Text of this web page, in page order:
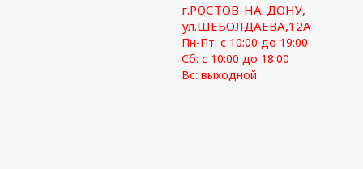
г.РОСТОВ-НА-ДОНУ,
ул.ШЕБОЛДАЕВА,12А
Пн-Пт: с 10:00 до 19:00
Сб: с 10:00 до 18:00
Вс: выходной